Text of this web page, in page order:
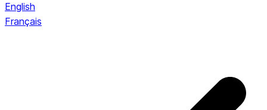
English
Français